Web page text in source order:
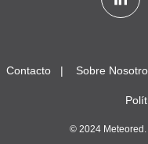
Contacto Sobre
© 2024